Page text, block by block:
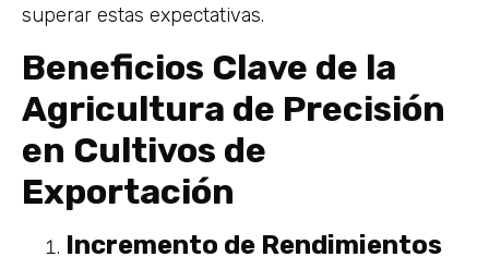
superar estas expectativas.
Beneficios Clave de la
Agricultura de Precisión
en Cultivos de
Exportación
Incremento de Rendimientos